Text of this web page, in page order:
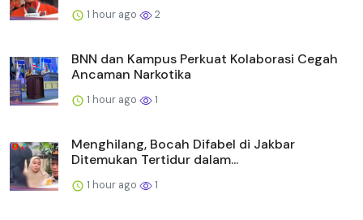
1 hour ago 2
BNN dan Kampus Perkuat Kolaborasi Cegah
Ancaman Narkotika
1 hour ago 1
Menghilang, Bocah Difabel di Jakbar
Ditemukan Tertidur dalam...
1 hour ago 1